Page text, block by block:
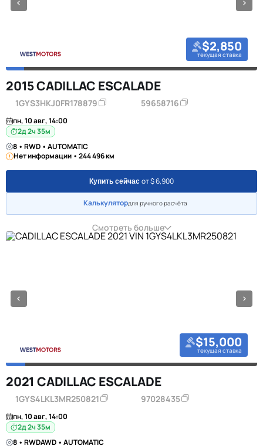
$2,850
текущая ставка
2015 CADILLAC ESCALADE
1GYS3HKJ0FR178879 59658716
пн, 10 авг, 14:00
2д 2ч 35м
8 • RWD • AUTOMATIC
Нет информации • 244 496 км
Купить сейчас от $ 6,900
Калькулятордля ручного расчёта
Смотреть больше
$15,000
текущая ставка
2021 CADILLAC ESCALADE
1GYS4LKL3MR250821 97028435
пн, 10 авг, 14:00
2д 2ч 35м
8 • RWDAWD • AUTOMATIC